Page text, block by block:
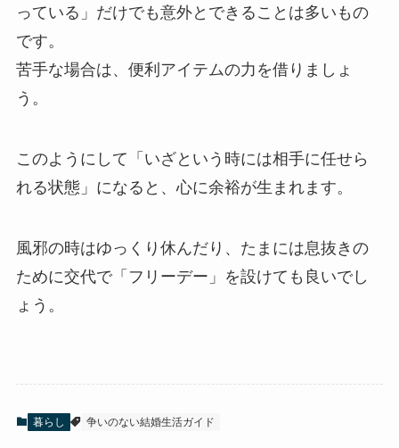
っている」だけでも意外とできることは多いもの
です。
苦手な場合は、便利アイテムの力を借りましょ
う。
このようにして「いざという時には相手に任せら
れる状態」になると、心に余裕が生まれます。
風邪の時はゆっくり休んだり、たまには息抜きの
ために交代で「フリーデー」を設けても良いでし
ょう。
暮らし 争いのない結婚生活ガイド